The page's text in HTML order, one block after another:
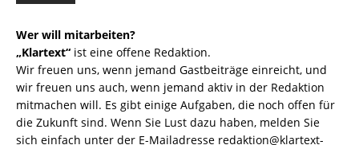
Wer will mitarbeiten?
„Klartext“ ist eine offene Redaktion.
Wir freuen uns, wenn jemand Gastbeiträge einreicht, und
wir freuen uns auch, wenn jemand aktiv in der Redaktion
mitmachen will. Es gibt einige Aufgaben, die noch offen für
die Zukunft sind. Wenn Sie Lust dazu haben, melden Sie
sich einfach unter der E-Mailadresse redaktion@klartext-